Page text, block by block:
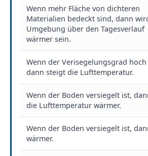
Wenn mehr Fläche von dichteren
Materialien bedeckt sind, dann
Umgebung über den Tagesverlauf
wärmer sein.
Wenn der Verisegelungsgrad hoch
dann steigt die Lufttemperatur.
Wenn der Boden versiegelt ist,
die Lufttemperatur wärmer.
Wenn der Boden versiegelt ist,
wärmer.